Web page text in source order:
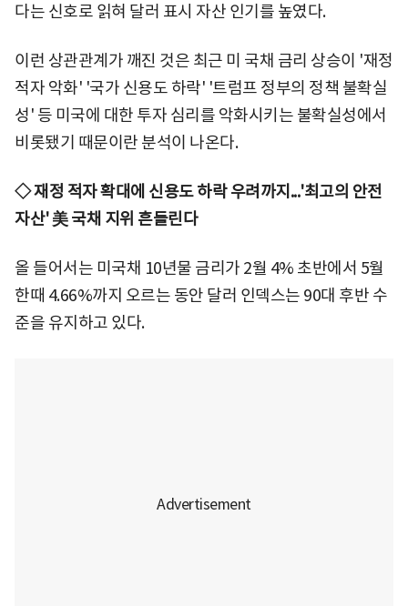
다는 신호로 읽혀 달러 표시 자산 인기를 높였다.
이런 상관관계가 깨진 것은 최근 미 국채 금리 상승이 '재정
적자 악화' '국가 신용도 하락' '트럼프 정부의 정책 불확실
성' 등 미국에 대한 투자 심리를 악화시키는 불확실성에서
비롯됐기 때문이란 분석이 나온다.
◇ 재정 적자 확대에 신용도 하락 우려까지...'최고의 안전
자산' 美 국채 지위 흔들린다
올 들어서는 미국채 10년물 금리가 2월 4% 초반에서 5월
한때 4.66%까지 오르는 동안 달러 인덱스는 90대 후반 수
준을 유지하고 있다.